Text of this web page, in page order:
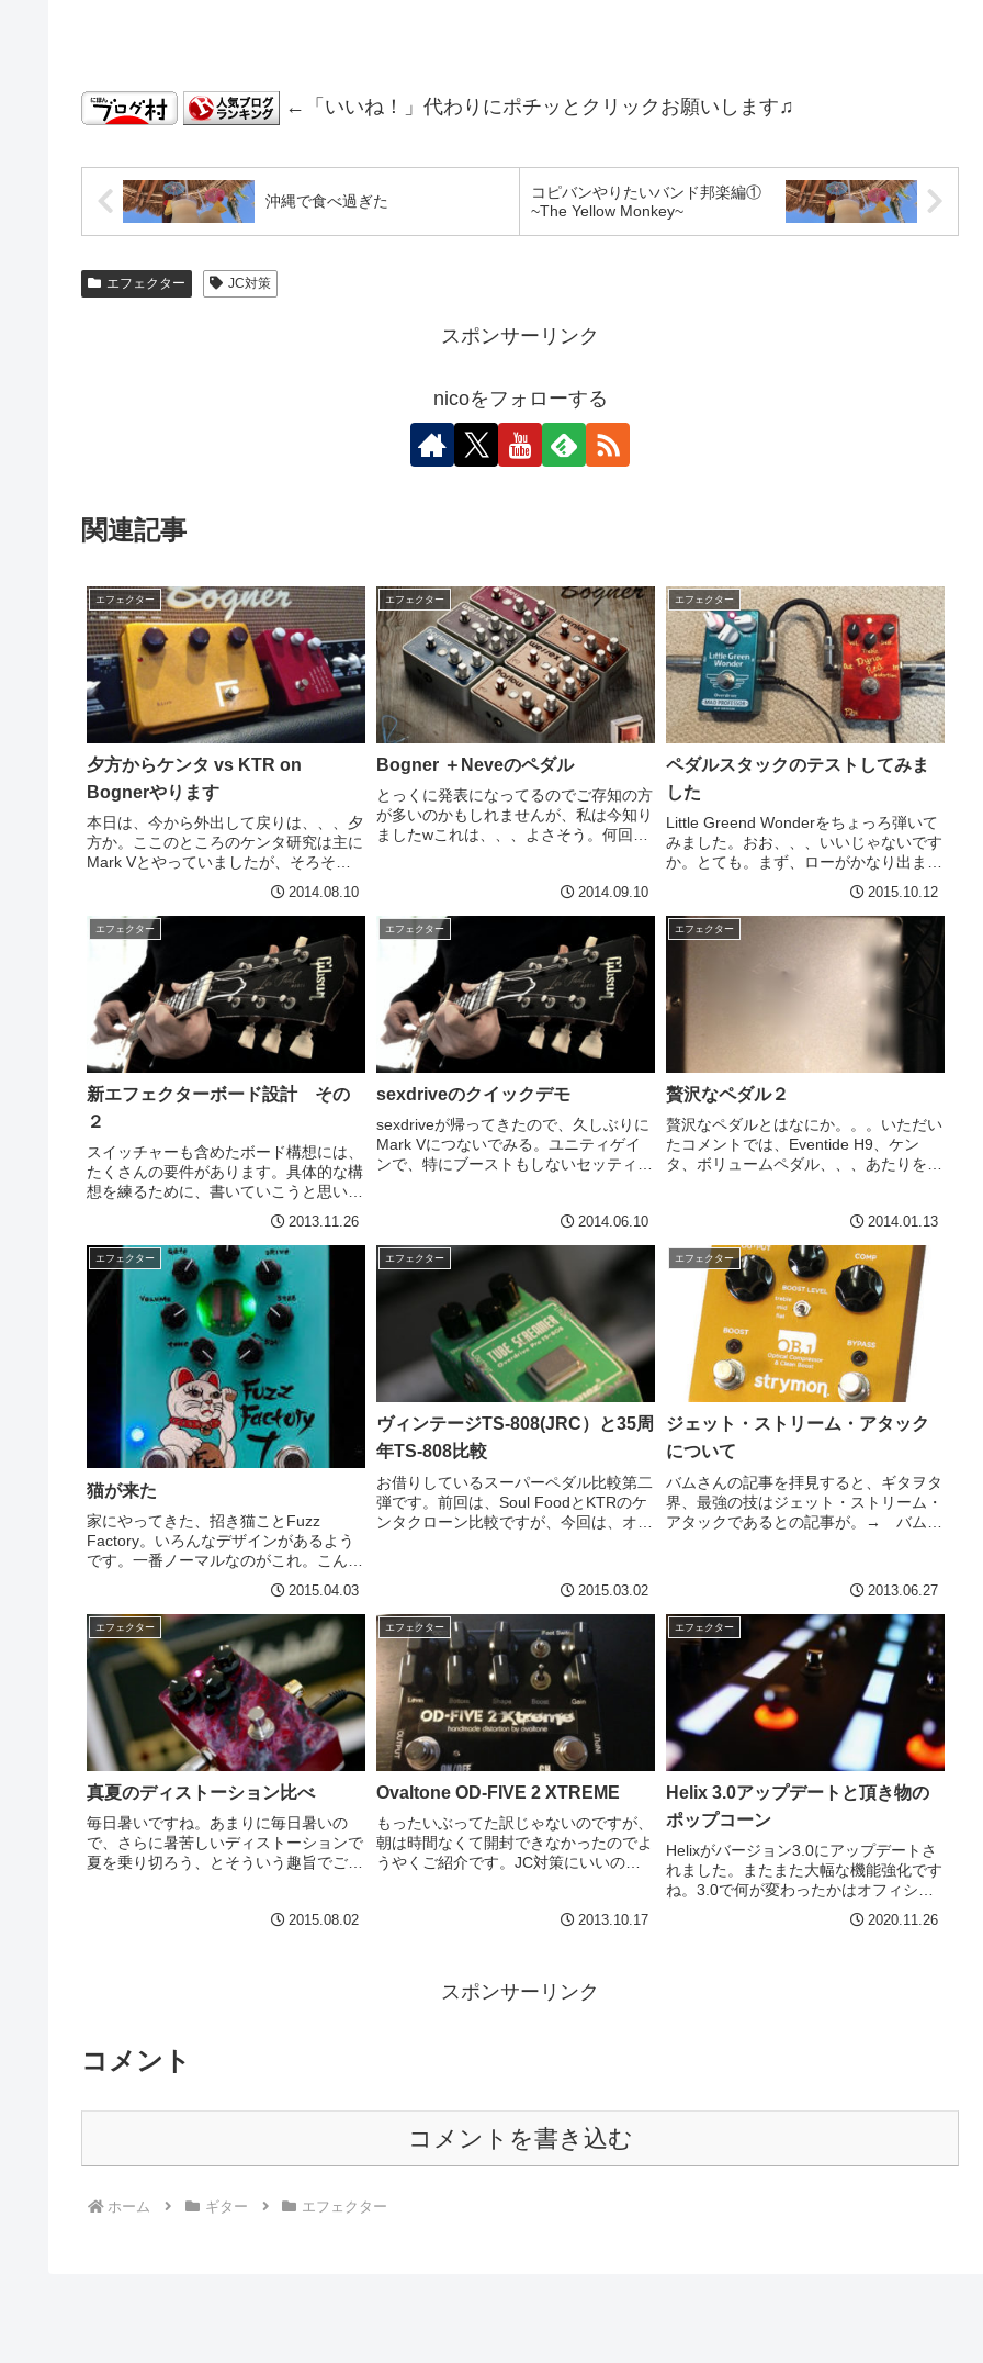
←「いいね！」代わりにポチッとクリックお願いします♫
沖縄で食べ過ぎた
コピバンやりたいバンド邦楽編①
~The Yellow Monkey~
エフェクター JC対策
スポンサーリンク
nicoをフォローする
関連記事
エフェクター
夕方からケンタ vs KTR on
Bognerやります
本日は、今から外出して戻りは、、、夕
方か。ここのところのケンタ研究は主に
Mark Vとやっていましたが、そろそろ
ボグナーでしっかりやってみたいとおも
います。Mark Vではなんとなく、歪み
の主成分をケンタで作る方向でやってた
気もするのですが...
2014.08.10
エフェクター
Bogner ＋Neveのペダル
とっくに発表になってるのでご存知の方
が多いのかもしれませんが、私は今知り
ましたwこれは、、、よさそう。何回か
路線とはつまり、スタジオのミキシング
機器の技術とかブランド力...
2014.09.10
エフェクター
ペダルスタックのテストしてみま
した
Little Greend Wonderをちょっろ弾いて
みました。おお、、、いいじゃないです
か。とても。まず、ローがかなり出ま
す。ゲインの幅も広い。低めにして渋く
スイートな感じも良いし、１２時以降の
ぎゃりっと歪んだ感じもかっこいいで
す。動画...
2015.10.12
エフェクター
新エフェクターボード設計 その
２
スイッチャーも含めたボード構想には、
たくさんの要件があります。具体的な構
想を練るために、書いていこうと思いま
す。そもそもループはいくつ必要なんだ
っけ？ということで考えてみると、
【Mark V使用時】計：５ループコンプ
ノイズリダクションコーラ...
2013.11.26
エフェクター
sexdriveのクイックデモ
sexdriveが帰ってきたので、久しぶりに
Mark Vにつないでみる。ユニティゲイ
ンで、特にブーストもしないセッティン
Sexdriveの特徴かなあ、と思います。も
うパジャマ...
2014.06.10
エフェクター
贅沢なペダル２
贅沢なペダルとはなにか。。。いただい
たコメントでは、Eventide H9、ケン
タ、ボリュームペダル、、、あたりを挙
そうですね。しかし、今回の贅沢レベル
はそんなものでは...
2014.01.13
エフェクター
猫が来た
家にやってきた、招き猫ことFuzz
Factory。いろんなデザインがあるよう
です。一番ノーマルなのがこれ。こんな
のもある。七福神勢揃いも。えー
と、、、なんでガスマスク？wwwおお！
これは芸術的！！錦鯉バージョン。さし
ずめ、トーキョー・コレ...
2015.04.03
エフェクター
ヴィンテージTS-808(JRC）と35周
年TS-808比較
お借りしているスーパーペダル比較第二
弾です。前回は、Soul FoodとKTRのケ
ンタクローン比較ですが、今回は、オー
というチップが入ってるそうです。チュ
2015.03.02
エフェクター
ジェット・ストリーム・アタック
について
バムさんの記事を拝見すると、ギタヲタ
界、最強の技はジェット・ストリーム・
アタックであるとの記事が。→ バムさ
一部は、自分もライブで体験した。どれ
もこれも見事な。。。美し...
2013.06.27
エフェクター
真夏のディストーション比べ
毎日暑いですね。あまりに毎日暑いの
で、さらに暑苦しいディストーションで
夏を乗り切ろう、とそういう趣旨でござ
ストーションなので、手持ちのペダルで
2015.08.02
エフェクター
Ovaltone OD-FIVE 2 XTREME
もったいぶってた訳じゃないのですが、
朝は時間なくて開封できなかったのでよ
うやくご紹介です。JC対策にいいので
Xtremeというペダルです。→公式サイ
2013.10.17
エフェクター
Helix 3.0アップデートと頂き物の
ポップコーン
Helixがバージョン3.0にアップデートさ
れました。またまた大幅な機能強化です
ね。3.0で何が変わったかはオフィシャ
ルサイトのここが一番まとまってます。
当たり前だけど。。。ざっと見て自分と
2020.11.26
スポンサーリンク
コメント
コメントを書き込む
ホーム ギター エフェクター